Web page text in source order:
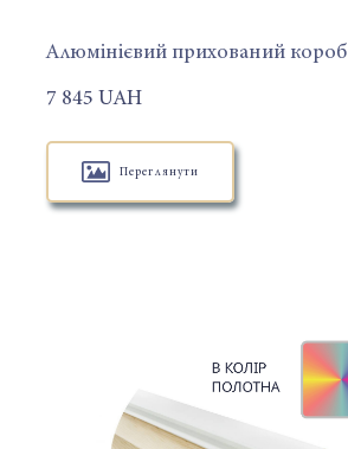
Алюмінієвий прихований короб
7 845 UAH
Переглянути